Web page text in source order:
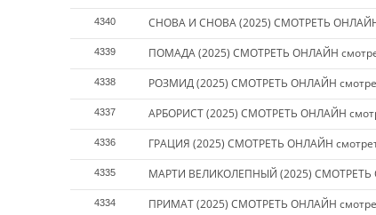
4340 СНОВА И СНОВА (2025) СМОТРЕТЬ ОНЛАЙН
4339 ПОМАДА (2025) СМОТРЕТЬ ОНЛАЙН
4338 РОЗМИД (2025) СМОТРЕТЬ ОНЛАЙН
4337 АРБОРИСТ (2025) СМОТРЕТЬ ОНЛАЙН
4336 ГРАЦИЯ (2025) СМОТРЕТЬ ОНЛАЙН
4335 МАРТИ ВЕЛИКОЛЕПНЫЙ (2025) СМОТРЕТЬ
4334 ПРИМАТ (2025) СМОТРЕТЬ ОНЛАЙН